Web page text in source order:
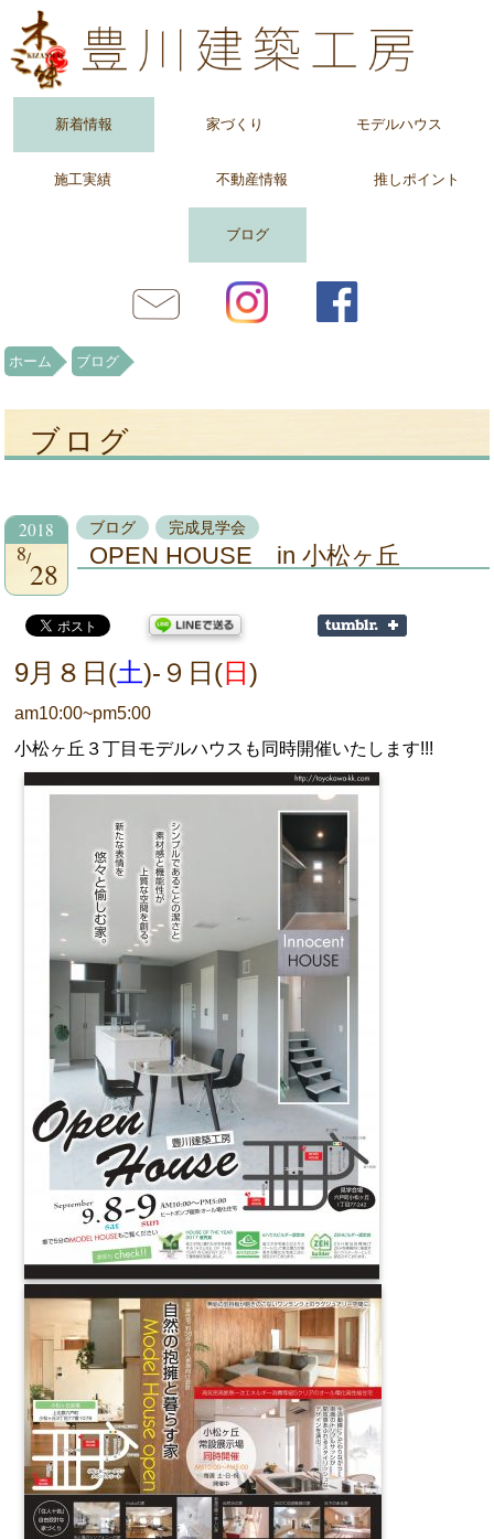
新着情報 家づくり モデルハウス
施工実績 不動産情報 推しポイント
ブログ
ホーム ブログ
ブログ
2018
8
28
ブログ 完成見学会
OPEN HOUSE in 小松ヶ丘
9月８日(土)-９日(日)
am10:00~pm5:00
小松ヶ丘３丁目モデルハウスも同時開催いたします!!!